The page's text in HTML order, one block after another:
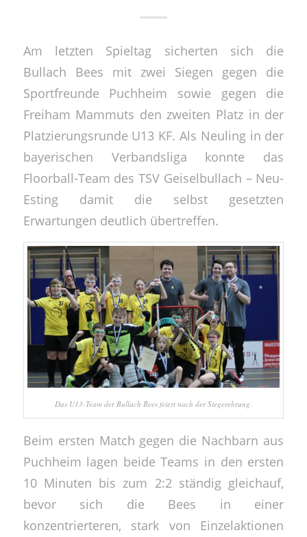
Am letzten Spieltag sicherten sich die
Bullach Bees mit zwei Siegen gegen die
Sportfreunde Puchheim sowie gegen die
Freiham Mammuts den zweiten Platz in der
Platzierungsrunde U13 KF. Als Neuling in der
bayerischen Verbandsliga konnte das
Floorball-Team des TSV Geiselbullach – Neu-
Esting damit die selbst gesetzten
Erwartungen deutlich übertreffen.
Das U13-Team der Bullach Bees feiert nach der Siegerehrung.
Beim ersten Match gegen die Nachbarn aus
Puchheim lagen beide Teams in den ersten
10 Minuten bis zum 2:2 ständig gleichauf,
bevor sich die Bees in einer
konzentrierteren, stark von Einzelaktionen